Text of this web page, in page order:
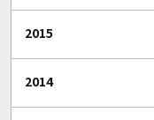
2015
2014